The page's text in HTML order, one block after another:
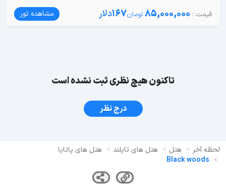
85,000,000
167دلار مشاهده تور
تاکنون هیچ نظری ثبت نشده است
درج نظر
لحظه آخر هتل هتل های تایلند
هتل های پاتایا
Black woods